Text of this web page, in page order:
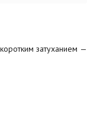
затуханием —